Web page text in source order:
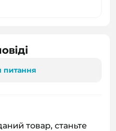
питання
товар, станьте